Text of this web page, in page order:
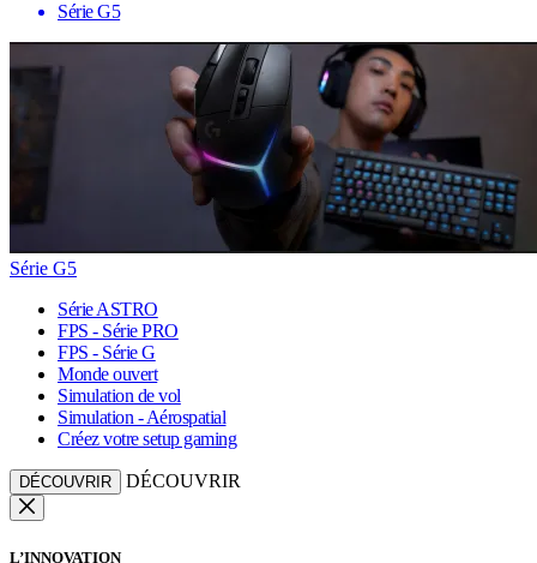
Série G5
Série G5
Série ASTRO
FPS - Série PRO
FPS - Série G
Monde ouvert
Simulation de vol
Simulation - Aérospatial
Créez votre setup gaming
DÉCOUVRIR DÉCOUVRIR
L’INNOVATION